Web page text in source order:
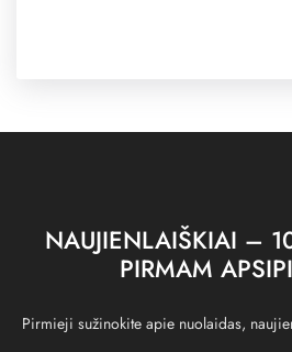
NAUJIENLAIŠKIAI –
PIRMAM
Pirmieji sužinokite apie nuolaidas,